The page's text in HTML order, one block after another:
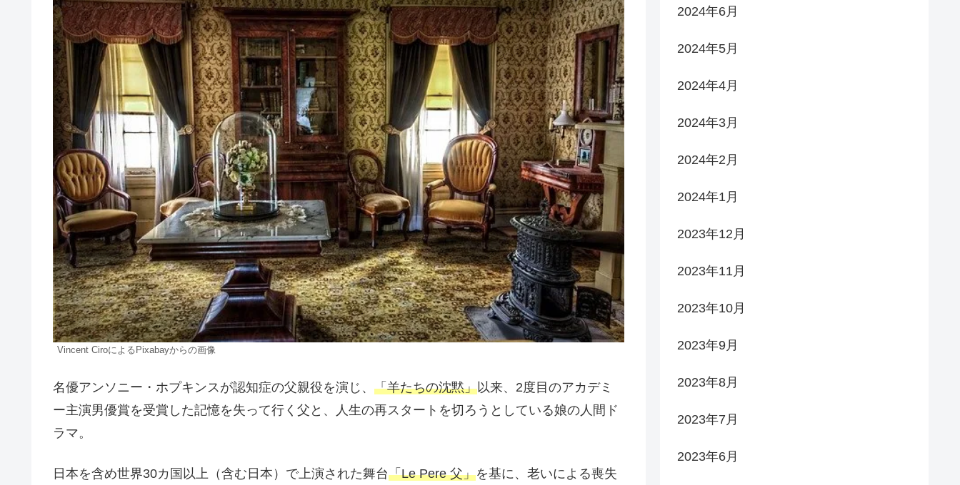
Vincent CiroによるPixabayからの画像
名優アンソニー・ホプキンスが認知症の父親役を演じ、 「羊たちの沈黙」以来、2度目のアカデミ
ー主演男優賞を受賞した記憶を失って行く父と、人生の再スタートを切ろうとしている娘の人間ド
ラマ。
日本を含め世界30カ国以上（含む日本）で上演された舞台「Le Pere 父」を基に、老いによる喪失
2024年6月
2024年5月
2024年4月
2024年3月
2024年2月
2024年1月
2023年12月
2023年11月
2023年10月
2023年9月
2023年8月
2023年7月
2023年6月